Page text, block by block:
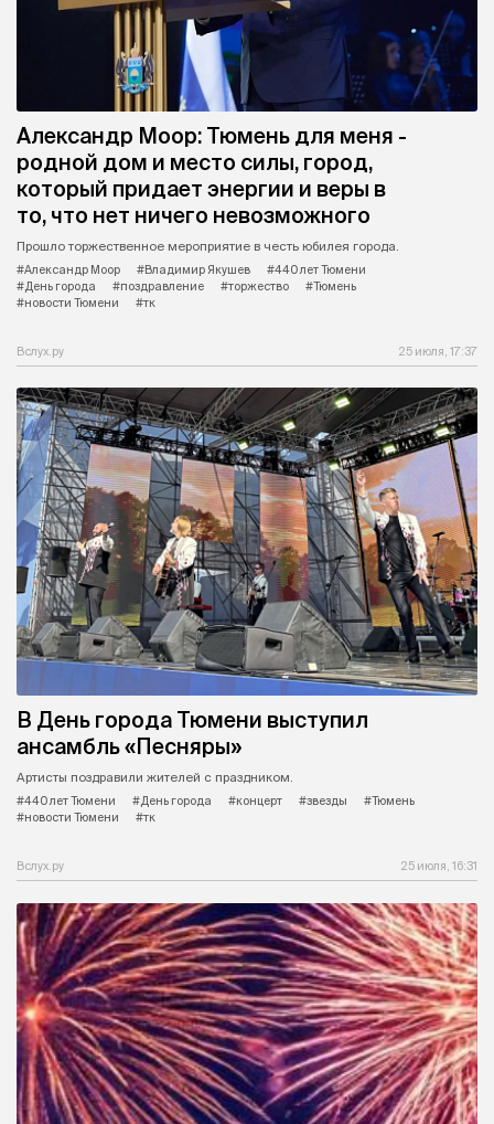
Александр Моор: Тюмень для меня -
родной дом и место силы, город,
который придает энергии и веры в
то, что нет ничего невозможного
Прошло торжественное мероприятие в честь юбилея города.
#Александр Моор
#Владимир Якушев
#440 лет Тюмени
#День города
#поздравление #торжество
#Тюмень
#новости Тюмени
#тк
Вслух.ру 25 июля, 17:37
В День города Тюмени выступил
ансамбль «Песняры»
Артисты поздравили жителей с праздником.
#440 лет Тюмени
#День города #концерт #звезды
#Тюмень
#новости Тюмени
#тк
Вслух.ру 25 июля, 16:31